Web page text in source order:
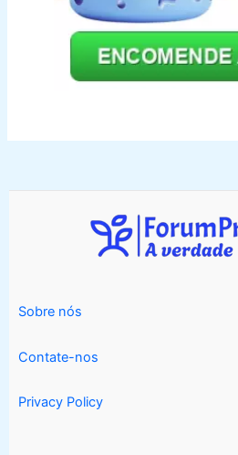
Sobre nós
Contate-nos
Privacy Policy